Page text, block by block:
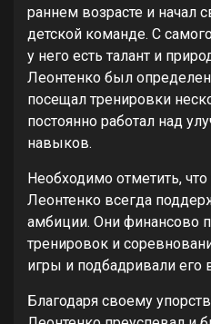
раннем возрасте и начал
детской команде. С
у него есть талант и
Леонтенко был
посещал тренировки
постоянно работал над
навыков.
Необходимо отметить, что
Леонтенко всегда
амбиции. Они финансово
тренировок и
игры и подбадривали
Благодаря своему